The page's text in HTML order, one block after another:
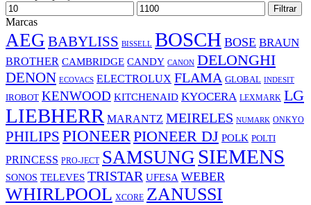
Preço
mínimo
Preço
máximo
Filtrar
Marcas
AEG BABYLISS BISSELL BOSCH BOSE BRAUN
BROTHER CAMBRIDGE CANDY CANON DELONGHI
DENON ECOVACS ELECTROLUX FLAMA GLOBAL INDESIT
IROBOT KENWOOD KITCHENAID KYOCERA LEXMARK LG
LIEBHERR MARANTZ MEIRELES NUMARK ONKYO
PHILIPS PIONEERPIONEER DJ POLK POLTI
PRINCESS PRO-JECT SAMSUNG SIEMENS
SONOS TELEVES TRISTAR UFESA WEBER
WHIRLPOOL XCORE ZANUSSI